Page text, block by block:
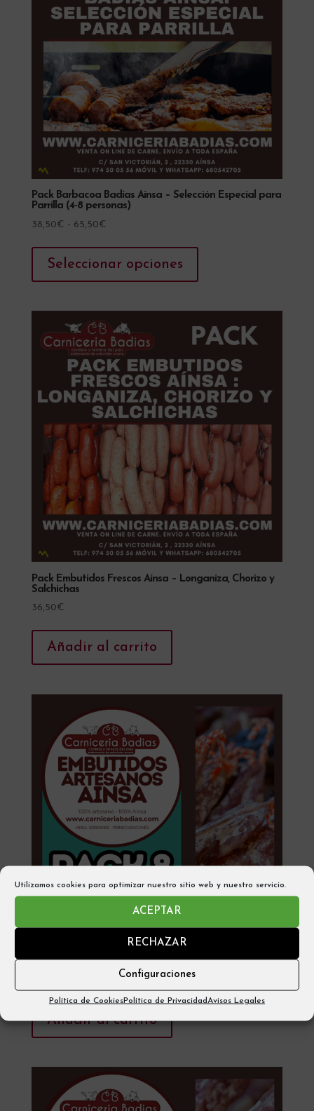
Utilizamos cookies para optimizar nuestro sitio web y nuestro servicio.
ACEPTAR
RECHAZAR
Configuraciones
Política de CookiesPolítica de Privacidad Avisos Legales
Pack Barbacoa Badías Aínsa – Selección Especial para
Parrilla (4-8 personas)
38,50€ - 65,50€
65,50€
Seleccionar opciones
variantes.
Las
opciones
pueden
elegir
en
la
de
producto
Pack Embutidos Frescos Aínsa – Longaniza, Chorizo y
Salchichas
36,50€
Añadir al carrito
Embutidos Artesanos Aínsa – Pack Especial (8 piezas)
Añadir al carrito